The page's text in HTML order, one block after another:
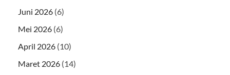
Juni 2026 (6)
Mei 2026 (6)
April 2026 (10)
Maret 2026 (14)